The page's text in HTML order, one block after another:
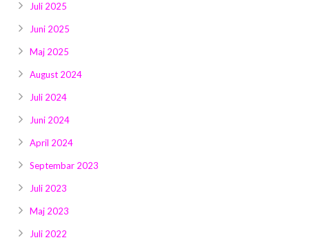
Juli 2025
Juni 2025
Maj 2025
August 2024
Juli 2024
Juni 2024
April 2024
Septembar 2023
Juli 2023
Maj 2023
Juli 2022